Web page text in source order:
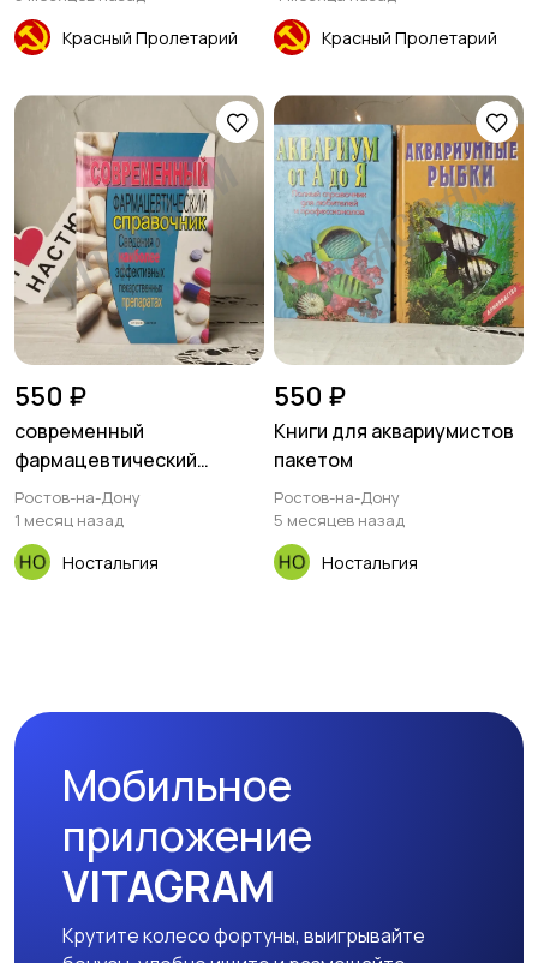
Красный Пролетарий Красный Пролетарий
550 ₽
современный
фармацевтический
справочник.
Ростов-на-Дону
1 месяц назад
Ностальгия
550 ₽
Книги для аквариумистов
пакетом
Ростов-на-Дону
5 месяцев назад
Ностальгия
Мобильное
приложение
VITAGRAM
Крутите колесо фортуны, выигрывайте